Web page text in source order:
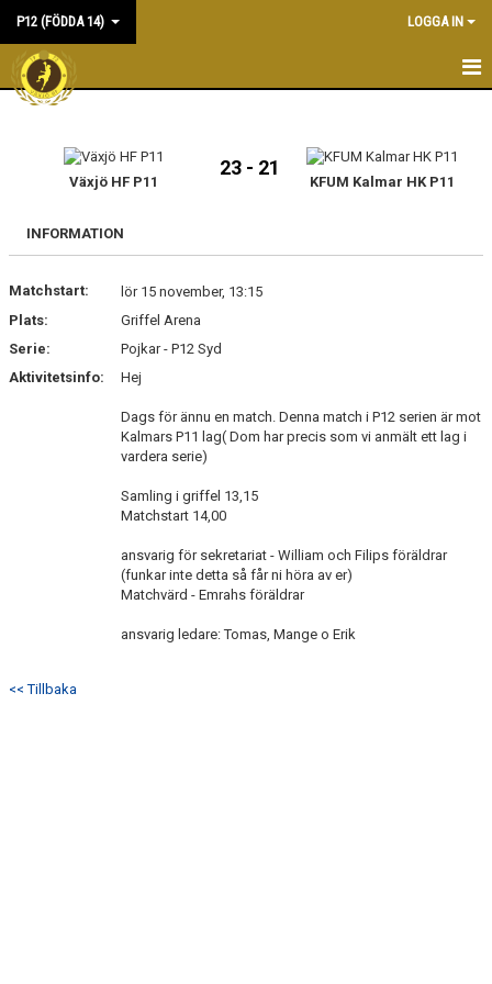
P12 (FÖDDA 14) LOGGA IN
HEM
NYHETER
MATCHER
TRUPPEN
BILDGALLERI
Växjö HF P11
23 - 21
KFUM Kalmar HK P11
INFORMATION
Matchstart:
lör 15 november, 13:15
Plats:
Griffel Arena
Serie:
Pojkar - P12 Syd
Aktivitetsinfo:
Hej
Dags för ännu en match. Denna match i P12 serien är mot
Kalmars P11 lag( Dom har precis som vi anmält ett lag i
vardera serie)
Samling i griffel 13,15
Matchstart 14,00
ansvarig för sekretariat - William och Filips föräldrar
(funkar inte detta så får ni höra av er)
Matchvärd - Emrahs föräldrar
ansvarig ledare: Tomas, Mange o Erik
<< Tillbaka